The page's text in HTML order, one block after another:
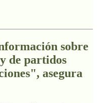
sobre
de partidos
asegura